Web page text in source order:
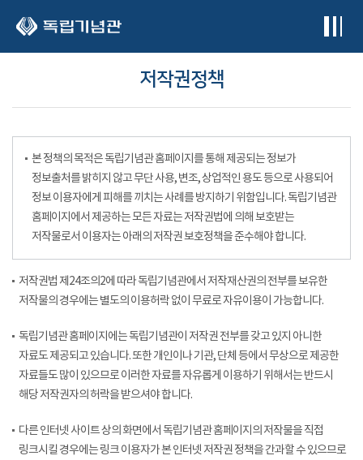
저작권정책
본 정책의 목적은 독립기념관 홈페이지를 통해 제공되는 정보가
정보출처를 밝히지 않고 무단 사용, 변조, 상업적인 용도 등으로 사용되어
정보 이용자에게 피해를 끼치는 사례를 방지하기 위함입니다. 독립기념관
홈페이지에서 제공하는 모든 자료는 저작권법에 의해 보호받는
저작물로서 이용자는 아래의 저작권 보호정책을 준수해야 합니다.
저작권법 제24조의2에 따라 독립기념관에서 저작재산권의 전부를 보유한
저작물의 경우에는 별도의 이용허락 없이 무료로 자유이용이 가능합니다.
독립기념관 홈페이지에는 독립기념관이 저작권 전부를 갖고 있지 아니한
자료도 제공되고 있습니다. 또한 개인이나 기관, 단체 등에서 무상으로 제공한
자료들도 많이 있으므로 이러한 자료를 자유롭게 이용하기 위해서는 반드시
해당 저작권자의 허락을 받으셔야 합니다.
다른 인터넷 사이트 상의 화면에서 독립기념관 홈페이지의 저작물을 직접
링크시킬 경우에는 링크 이용자가 본 인터넷 저작권 정책을 간과할 수 있으므로